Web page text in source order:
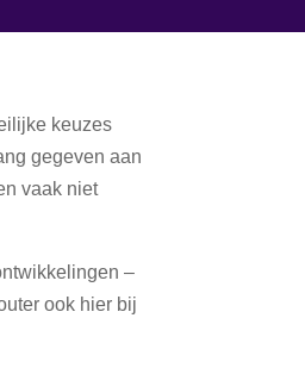
keuzes
gegeven aan
vaak niet
–
ook hier bij